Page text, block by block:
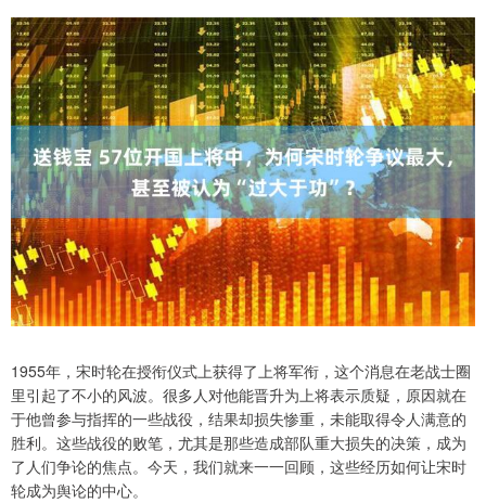
1955年，宋时轮在授衔仪式上获得了上将军衔，这个消息在老战士圈
里引起了不小的风波。很多人对他能晋升为上将表示质疑，原因就在
于他曾参与指挥的一些战役，结果却损失惨重，未能取得令人满意的
胜利。这些战役的败笔，尤其是那些造成部队重大损失的决策，成为
了人们争论的焦点。今天，我们就来一一回顾，这些经历如何让宋时
轮成为舆论的中心。